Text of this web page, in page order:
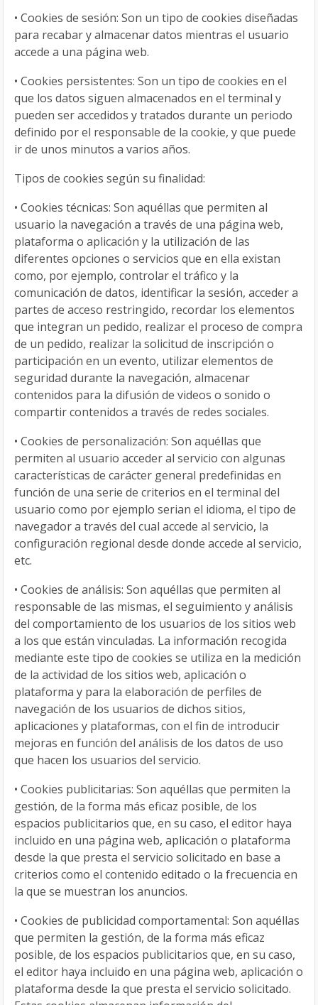
• Cookies de sesión: Son un tipo de cookies diseñadas
para recabar y almacenar datos mientras el usuario
accede a una página web.
• Cookies persistentes: Son un tipo de cookies en el
que los datos siguen almacenados en el terminal y
pueden ser accedidos y tratados durante un periodo
definido por el responsable de la cookie, y que puede
ir de unos minutos a varios años.
Tipos de cookies según su finalidad:
• Cookies técnicas: Son aquéllas que permiten al
usuario la navegación a través de una página web,
plataforma o aplicación y la utilización de las
diferentes opciones o servicios que en ella existan
como, por ejemplo, controlar el tráfico y la
comunicación de datos, identificar la sesión, acceder a
partes de acceso restringido, recordar los elementos
que integran un pedido, realizar el proceso de compra
de un pedido, realizar la solicitud de inscripción o
participación en un evento, utilizar elementos de
seguridad durante la navegación, almacenar
contenidos para la difusión de videos o sonido o
compartir contenidos a través de redes sociales.
• Cookies de personalización: Son aquéllas que
permiten al usuario acceder al servicio con algunas
características de carácter general predefinidas en
función de una serie de criterios en el terminal del
usuario como por ejemplo serian el idioma, el tipo de
navegador a través del cual accede al servicio, la
configuración regional desde donde accede al servicio,
etc.
• Cookies de análisis: Son aquéllas que permiten al
responsable de las mismas, el seguimiento y análisis
del comportamiento de los usuarios de los sitios web
a los que están vinculadas. La información recogida
mediante este tipo de cookies se utiliza en la medición
de la actividad de los sitios web, aplicación o
plataforma y para la elaboración de perfiles de
navegación de los usuarios de dichos sitios,
aplicaciones y plataformas, con el fin de introducir
mejoras en función del análisis de los datos de uso
que hacen los usuarios del servicio.
• Cookies publicitarias: Son aquéllas que permiten la
gestión, de la forma más eficaz posible, de los
espacios publicitarios que, en su caso, el editor haya
incluido en una página web, aplicación o plataforma
desde la que presta el servicio solicitado en base a
criterios como el contenido editado o la frecuencia en
la que se muestran los anuncios.
• Cookies de publicidad comportamental: Son aquéllas
que permiten la gestión, de la forma más eficaz
posible, de los espacios publicitarios que, en su caso,
el editor haya incluido en una página web, aplicación o
plataforma desde la que presta el servicio solicitado.